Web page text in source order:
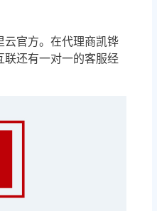
云官方。在代理商凯铧
联还有一对一的客服经